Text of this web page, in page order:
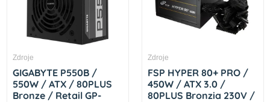
Zdroje
GIGABYTE P550B /
550W / ATX / 80PLUS
Bronze / Retail GP-
Zdroje
FSP HYPER 80+ PRO /
450W / ATX 3.0 /
80PLUS Bronzia 230V /